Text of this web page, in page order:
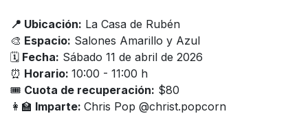
📍 Ubicación: La Casa de Rubén
🎨 Espacio: Salones Amarillo y Azul
🗓 Fecha: Sábado 11 de abril de 2026
⏰ Horario: 10:00 - 11:00 h
🎟 Cuota de recuperación: $80
👩‍🏫 Imparte: Chris Pop @christ.popcorn